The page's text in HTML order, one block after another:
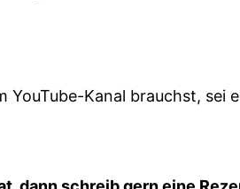
Kanal brauchst,